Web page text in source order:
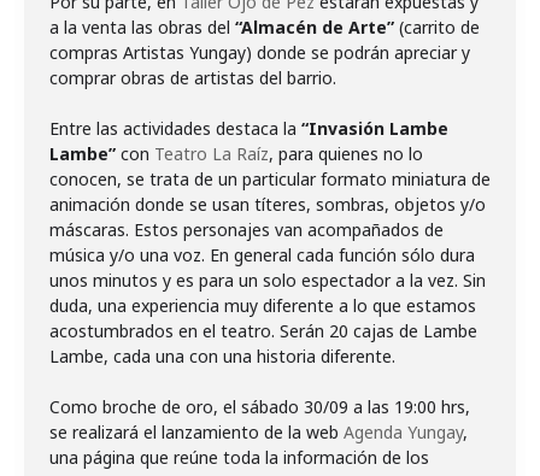
a la venta las obras del “Almacén de Arte” (carrito de
compras Artistas Yungay) donde se podrán apreciar y
comprar obras de artistas del barrio.
Entre las actividades destaca la “Invasión Lambe
Lambe” con Teatro La Raíz, para quienes no lo
conocen, se trata de un particular formato miniatura de
animación donde se usan títeres, sombras, objetos y/o
máscaras. Estos personajes van acompañados de
música y/o una voz. En general cada función sólo dura
unos minutos y es para un solo espectador a la vez. Sin
duda, una experiencia muy diferente a lo que estamos
acostumbrados en el teatro. Serán 20 cajas de Lambe
Lambe, cada una con una historia diferente.
Como broche de oro, el sábado 30/09 a las 19:00 hrs,
se realizará el lanzamiento de la web Agenda Yungay,
una página que reúne toda la información de los